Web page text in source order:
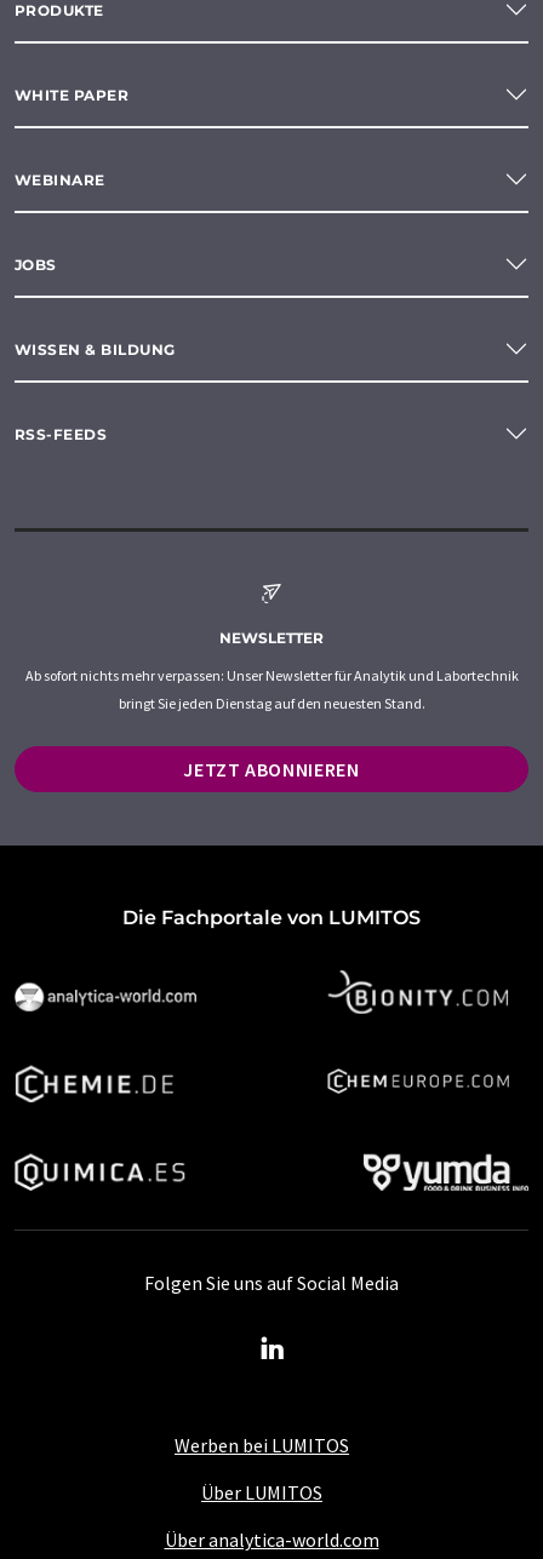
PRODUKTE
WHITE PAPER
WEBINARE
JOBS
WISSEN & BILDUNG
RSS-FEEDS
NEWSLETTER
Ab sofort nichts mehr verpassen: Unser Newsletter für Analytik und Labortechnik
bringt Sie jeden Dienstag auf den neuesten Stand.
JETZT ABONNIEREN
Die Fachportale von LUMITOS
Werben bei LUMITOS
Über LUMITOS
Über analytica-world.com
Folgen Sie uns auf Social Media